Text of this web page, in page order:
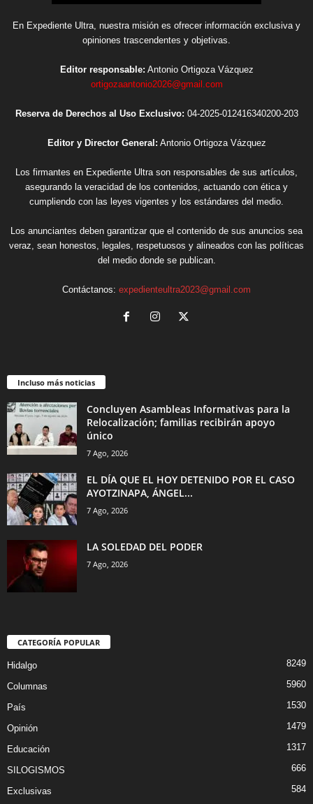
En Expediente Ultra, nuestra misión es ofrecer información exclusiva y
opiniones trascendentes y objetivas.
Editor responsable: Antonio Ortigoza Vázquez
ortigozaantonio2026@gmail.com
Reserva de Derechos al Uso Exclusivo: 04-2025-012416340200-203
Editor y Director General: Antonio Ortigoza Vázquez
Los firmantes en Expediente Ultra son responsables de sus artículos,
asegurando la veracidad de los contenidos, actuando con ética y
cumpliendo con las leyes vigentes y los estándares del medio.
Los anunciantes deben garantizar que el contenido de sus anuncios sea
veraz, sean honestos, legales, respetuosos y alineados con las políticas
del medio donde se publican.
Contáctanos: expedienteultra2023@gmail.com
Incluso más noticias
Concluyen Asambleas Informativas para la
Relocalización; familias recibirán apoyo
único
7 Ago, 2026
EL DÍA QUE EL HOY DETENIDO POR EL CASO
AYOTZINAPA, ÁNGEL...
7 Ago, 2026
LA SOLEDAD DEL PODER
7 Ago, 2026
CATEGORÍA POPULAR
Hidalgo 8249
Columnas 5960
País 1530
Opinión 1479
Educación 1317
SILOGISMOS 666
Exclusivas 584